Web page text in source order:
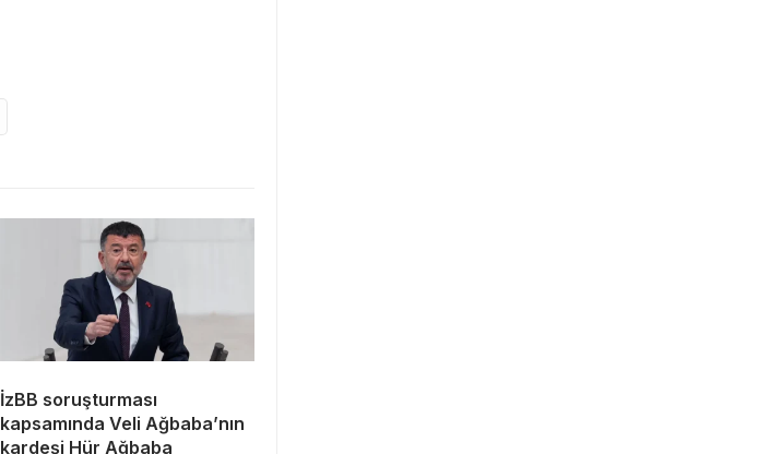
İzBB soruşturması
kapsamında Veli Ağbaba’nın
kardeşi Hür Ağbaba